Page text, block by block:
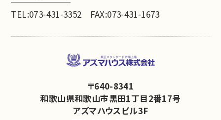
TEL:073-431-3352
FAX:073-431-1673
〒640-8341
和歌山県和歌山市黒田1丁目2番17号
アズマハウスビル3F